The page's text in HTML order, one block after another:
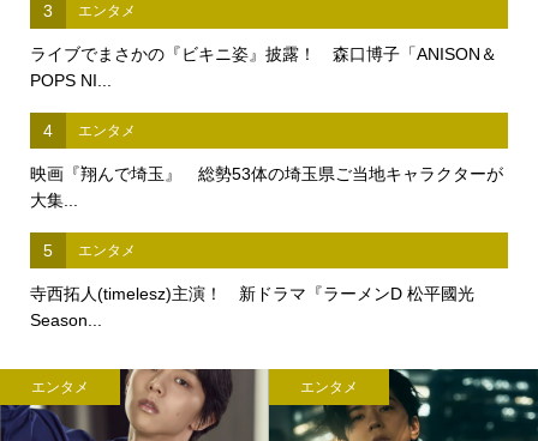
3 エンタメ
ライブでまさかの『ビキニ姿』披露！ 森口博子「ANISON＆
POPS NI...
4 エンタメ
映画『翔んで埼玉』 総勢53体の埼玉県ご当地キャラクターが
大集...
5 エンタメ
寺西拓人(timelesz)主演！ 新ドラマ『ラーメンD 松平國光
Season...
エンタメ エンタメ